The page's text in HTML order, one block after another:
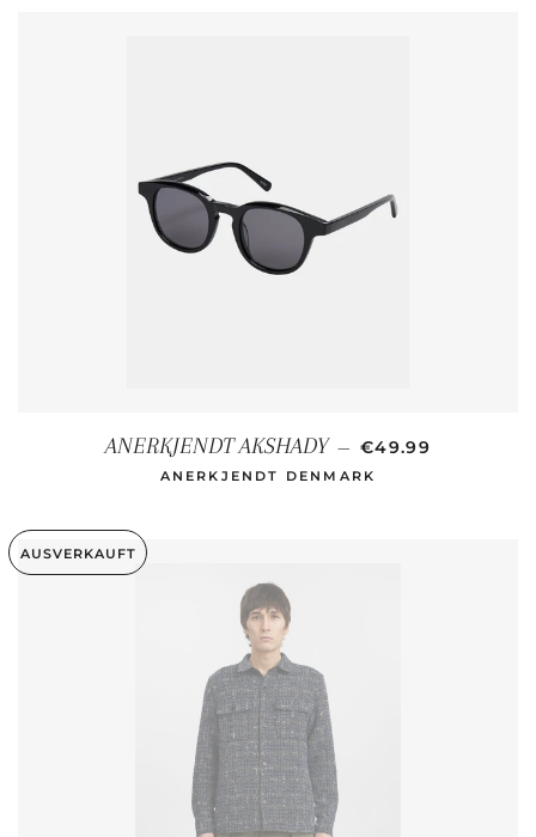
ANERKJENDT AKSHADY — NORMALER
€49.99
ANERKJENDT DENMARK
AUSVERKAUFT